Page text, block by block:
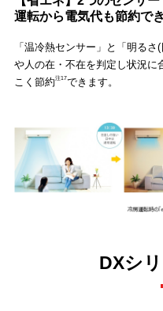
運転から電気代も節約で
「温冷熱センサー」と「明る
や人の在・不在を判定し状況に
こく節約注17できます。
DXシ